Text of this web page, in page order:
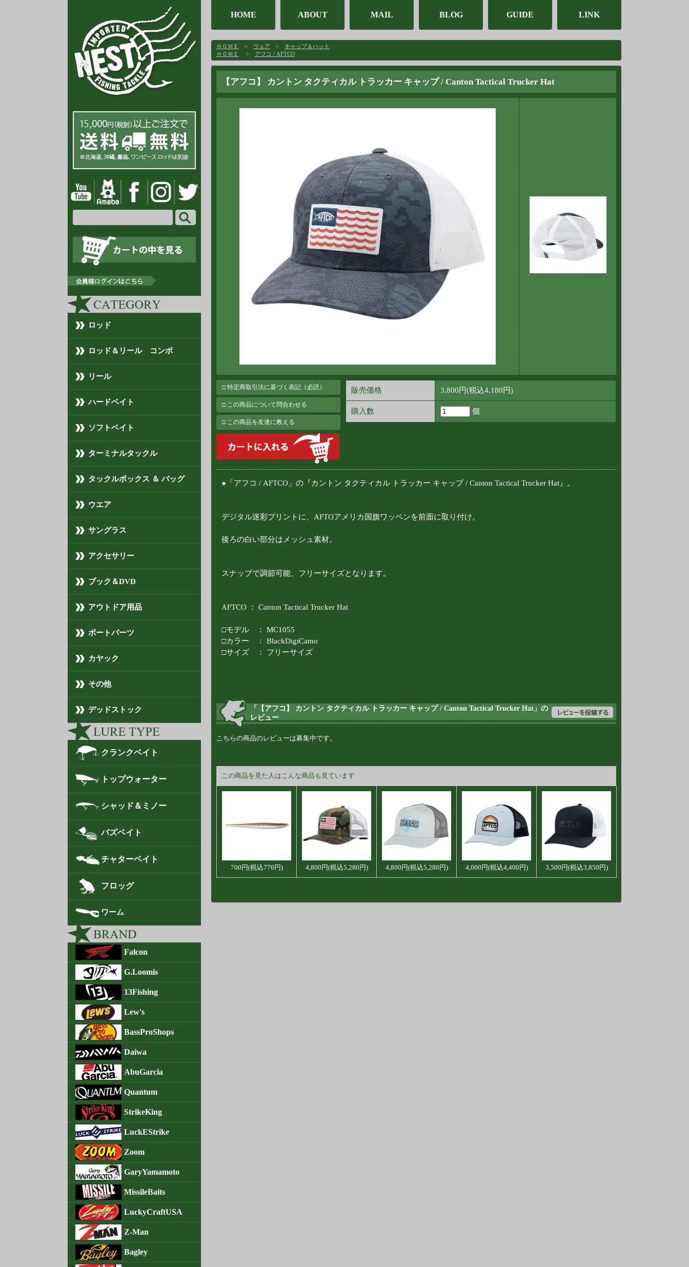
ロッド
ロッド＆リール コンボ
リール
ハードベイト
ソフトベイト
ターミナルタックル
タックルボックス ＆ バッグ
ウエア
サングラス
アクセサリー
ブック＆DVD
アウトドア用品
ボートパーツ
カヤック
その他
デッドストック
クランクベイト
トップウォーター
シャッド＆ミノー
バズベイト
チャターベイト
フロッグ
ワーム
Falcon
G.Loomis
13Fishing
Lew's
BassProShops
Daiwa
AbuGarcia
Quantum
StrikeKing
LuckEStrike
Zoom
GaryYamamoto
MissileBaits
LuckyCraftUSA
Z-Man
Bagley
HOME ABOUT MAIL BLOG GUIDE LINK
ＨＯＭＥ > ウェア > キャップ＆ハット
ＨＯＭＥ
> アフコ / AFTCO
【アフコ】 カントン タクティカル トラッカー キャップ / Canton Tactical Trucker Hat
□ 特定商取引法に基づく表記（必読）
□ この商品について問合わせる
□ この商品を友達に教える
販売価格 3,800円(税込4,180円)
購入数 個
●「アフコ / AFTCO」の『カントン タクティカル トラッカー キャップ / Canton Tactical Trucker Hat』。
デジタル迷彩プリントに、AFTOアメリカ国旗ワッペンを前面に取り付け。
後ろの白い部分はメッシュ素材。
スナップで調節可能、フリーサイズとなります。
AFTCO ： Canton Tactical Trucker Hat
□モデル ： MC1055
□カラー ： BlackDigiCamo
□サイズ ： フリーサイズ
「【アフコ】 カントン タクティカル トラッカー キャップ / Canton Tactical Trucker Hat」の
レビュー
こちらの商品のレビューは募集中です。
この商品を見た人はこんな商品も見ています
700円(税込770円) 4,800円(税込5,280円) 4,800円(税込5,280円) 4,000円(税込4,400円) 3,500円(税込3,850円)